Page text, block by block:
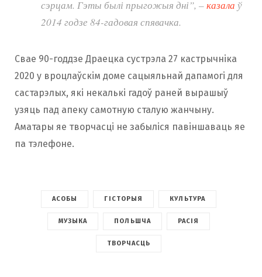
сэрцам. Гэты былі прыгожыя дні”, –казала ў
2014 годзе 84-гадовая спявачка.
Свае 90-годдзе Драецка сустрэла 27 кастрычніка
2020 у вроцлаўскім доме сацыяльнай дапамогі для
састарэлых, які некалькі гадоў раней вырашыў
узяць пад апеку самотную сталую жанчыну.
Аматары яе творчасці не забыліся павіншаваць яе
па тэлефоне.
АСОБЫ ГІСТОРЫЯ КУЛЬТУРА
МУЗЫКА ПОЛЬШЧА РАСІЯ
ТВОРЧАСЦЬ